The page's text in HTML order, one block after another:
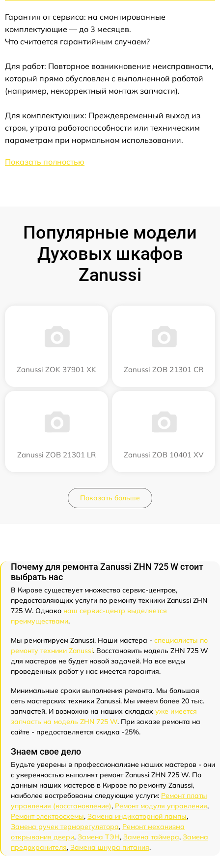
Гарантия от сервиса: на смонтированные
комплектующие — до 3 месяцев.
Что считается гарантийным случаем?
Для работ: Повторное возникновение неисправности,
который прямо обусловлен с выполненной работой
(например, некорректный монтаж запчасти).
Для комплектующих: Преждевременный выход из
строя, утрата работоспособности или техническим
параметрам при нормальном использовании.
Показать полностью
Популярные модели
Духовых шкафов
Zanussi
Zanussi ZOK 37901 XK Zanussi ZOB 21301 CR
Zanussi ZOB 21301 LR Zanussi ZOB 10401 XV
Показать больше
Почему для ремонта Zanussi ZHN 725 W стоит
выбрать нас
В Кирове существует множество сервис-центров,
предоставляющих услуги по ремонту техники Zanussi ZHN
725 W. Однако наш сервис-центр выделяется
преимуществами.
Мы ремонтируем Zanussi. Наши мастера - специалисты по
ремонту техники Zanussi. Восстановить модель ZHN 725 W
для мастеров не будет новой задачей. На все виды
проведенных работ у нас имеется гарантия.
Минимальные сроки выполнения ремонта. Мы большая
сеть мастерских техники Zanussi. Мы имеем более 20 тыс.
запчастей. И возможно на наших складах уже имеется
запчасть на модель ZHN 725 W. При заказе ремонта на
сайте - предоставляется скидка -25%.
Знаем свое дело
Будьте уверены в профессионализме наших мастеров - они
с уверенностью выполнят ремонт Zanussi ZHN 725 W. По
данным наших мастеров в Кирове по ремонту Zanussi,
наиболее востребованы следующие услуги: Ремонт платы
управления (восстановление), Ремонт модуля управления,
Ремонт электросхемы, Замена индикаторной лампы,
Замена ручек терморегулятора, Ремонт механизма
открывания двери, Замена ТЭН, Замена таймера, Замена
предохранителя, Замена шнура питания.